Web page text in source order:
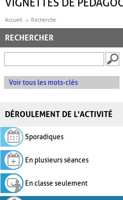
VIGNETTES DE
Accueil Recherche
RECHERCHER
Voir tous les mots-clés
DÉROULEMENT DE L'ACTIVITÉ
Sporadiques
En plusieurs séances
En classe seulement